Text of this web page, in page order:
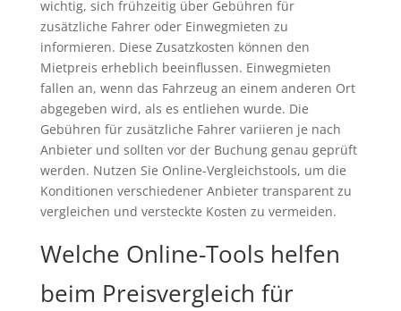
wichtig, sich frühzeitig über Gebühren für
zusätzliche Fahrer oder Einwegmieten zu
informieren. Diese Zusatzkosten können den
Mietpreis erheblich beeinflussen. Einwegmieten
fallen an, wenn das Fahrzeug an einem anderen Ort
abgegeben wird, als es entliehen wurde. Die
Gebühren für zusätzliche Fahrer variieren je nach
Anbieter und sollten vor der Buchung genau geprüft
werden. Nutzen Sie Online-Vergleichstools, um die
Konditionen verschiedener Anbieter transparent zu
vergleichen und versteckte Kosten zu vermeiden.
Welche Online-Tools helfen
beim Preisvergleich für